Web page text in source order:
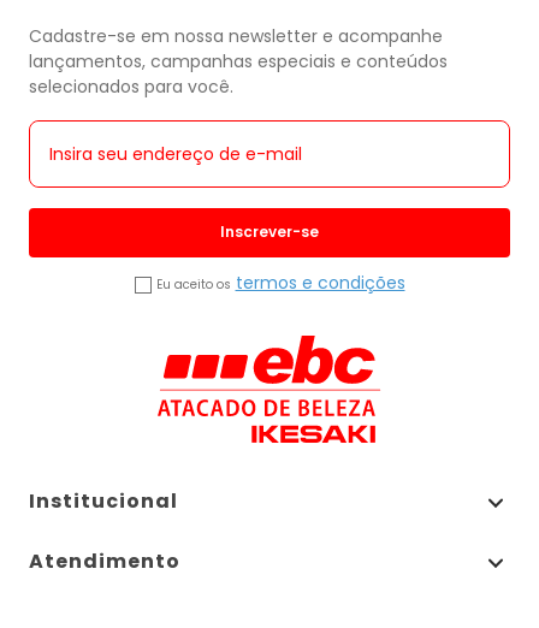
Cadastre-se em nossa newsletter e acompanhe
lançamentos, campanhas especiais e conteúdos
selecionados para você.
Inscrever-se
Eu aceito os termos e condições
Institucional
Atendimento